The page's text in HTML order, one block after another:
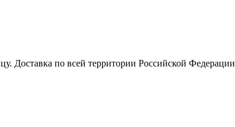
Доставка по всей территории Российской Федерации